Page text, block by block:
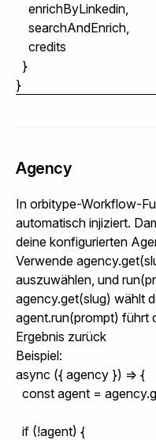
    enrichByLinkedin,
    searchAndEnrich,
    credits
  }
Agency
In orbitype-Workflow-
automatisch injiziert.
deine konfigurierten
Verwende
auszuwählen, und
agency.get(slug) wählt
agent.run(prompt) führt
Ergebnis zurück
Beispiel:
async ({ agency }) => {
const agent =
  if (!agent) {